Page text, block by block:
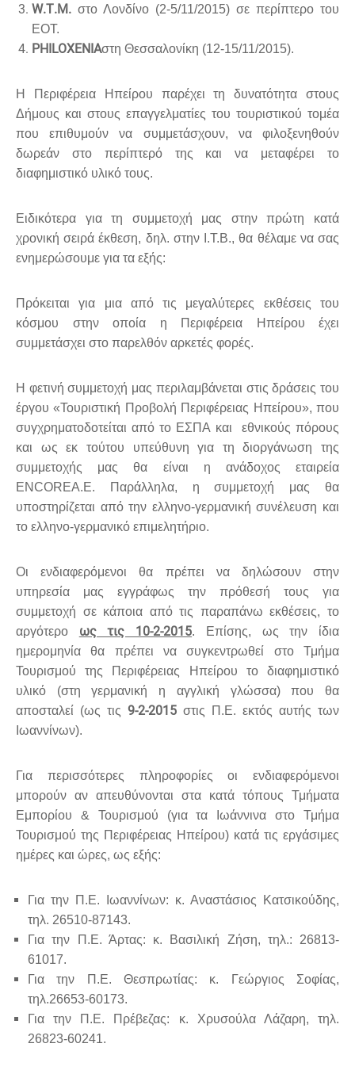
W.T.M. στο Λονδίνο (2-5/11/2015) σε περίπτερο του
ΕΟΤ.
PHILOXENIAστη Θεσσαλονίκη (12-15/11/2015).
Η Περιφέρεια Ηπείρου παρέχει τη δυνατότητα στους
Δήμους και στους επαγγελματίες του τουριστικού τομέα
που επιθυμούν να συμμετάσχουν, να φιλοξενηθούν
δωρεάν στο περίπτερό της και να μεταφέρει το
διαφημιστικό υλικό τους.
Ειδικότερα για τη συμμετοχή μας στην πρώτη κατά
χρονική σειρά έκθεση, δηλ. στην Ι.Τ.Β., θα θέλαμε να σας
ενημερώσουμε για τα εξής:
Πρόκειται για μια από τις μεγαλύτερες εκθέσεις του
κόσμου στην οποία η Περιφέρεια Ηπείρου έχει
συμμετάσχει στο παρελθόν αρκετές φορές.
Η φετινή συμμετοχή μας περιλαμβάνεται στις δράσεις του
έργου «Τουριστική Προβολή Περιφέρειας Ηπείρου», που
συγχρηματοδοτείται από το ΕΣΠΑ και εθνικούς πόρους
και ως εκ τούτου υπεύθυνη για τη διοργάνωση της
συμμετοχής μας θα είναι η ανάδοχος εταιρεία
ENCOREA.E. Παράλληλα, η συμμετοχή μας θα
υποστηρίζεται από την ελληνο-γερμανική συνέλευση και
το ελληνο-γερμανικό επιμελητήριο.
Οι ενδιαφερόμενοι θα πρέπει να δηλώσουν στην
υπηρεσία μας εγγράφως την πρόθεσή τους για
συμμετοχή σε κάποια από τις παραπάνω εκθέσεις, το
αργότερο ως τις 10-2-2015. Επίσης, ως την ίδια
ημερομηνία θα πρέπει να συγκεντρωθεί στο Τμήμα
Τουρισμού της Περιφέρειας Ηπείρου το διαφημιστικό
υλικό (στη γερμανική η αγγλική γλώσσα) που θα
αποσταλεί (ως τις 9-2-2015 στις Π.Ε. εκτός αυτής των
Ιωαννίνων).
Για περισσότερες πληροφορίες οι ενδιαφερόμενοι
μπορούν αν απευθύνονται στα κατά τόπους Τμήματα
Εμπορίου & Τουρισμού (για τα Ιωάννινα στο Τμήμα
Τουρισμού της Περιφέρειας Ηπείρου) κατά τις εργάσιμες
ημέρες και ώρες, ως εξής:
Για την Π.Ε. Ιωαννίνων: κ. Αναστάσιος Κατσικούδης,
τηλ. 26510-87143.
Για την Π.Ε. Άρτας: κ. Βασιλική Ζήση, τηλ.: 26813-
61017.
Για την Π.Ε. Θεσπρωτίας: κ. Γεώργιος Σοφίας,
τηλ.26653-60173.
Για την Π.Ε. Πρέβεζας: κ. Χρυσούλα Λάζαρη, τηλ.
26823-60241.